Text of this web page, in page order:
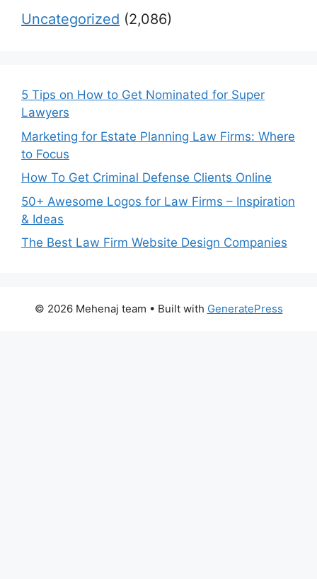
Uncategorized (2,086)
5 Tips on How to Get Nominated for Super
Lawyers
Marketing for Estate Planning Law Firms: Where
to Focus
How To Get Criminal Defense Clients Online
50+ Awesome Logos for Law Firms – Inspiration
& Ideas
The Best Law Firm Website Design Companies
© 2026 Mehenaj team • Built with GeneratePress